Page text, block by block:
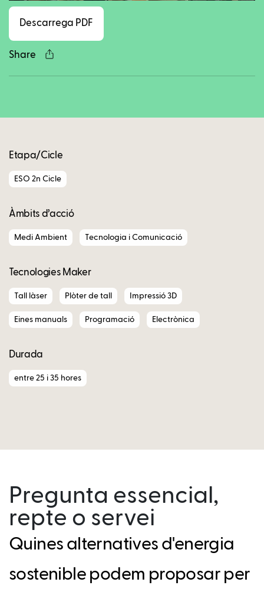
Descarrega PDF
Share
Etapa/Cicle
ESO 2n Cicle
Àmbits d’acció
Medi Ambient Tecnologia i Comunicació
Tecnologies Maker
Tall làser Plòter de tall Impressió 3D
Eines manuals Programació Electrònica
Durada
entre 25 i 35 hores
Pregunta essencial,
repte o servei
Quines alternatives d'energia
sostenible podem proposar per